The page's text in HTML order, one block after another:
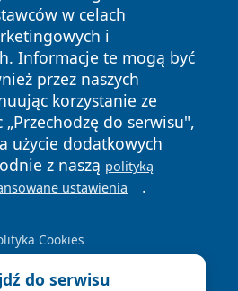
w celach
i
Informacje te mogą być
przez naszych
korzystanie ze
do serwisu",
użycie dodatkowych
z naszą polityką
ustawienia .
Cookies
do serwisu
Wszystkie prawa
Polityka
Cookies